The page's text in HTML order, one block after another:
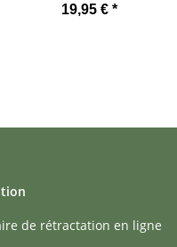
19,95 €*
de rétractation en ligne